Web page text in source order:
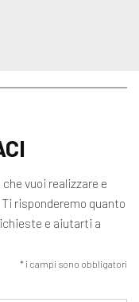
vuoi realizzare e
risponderemo quanto
e aiutarti a
* i campi sono obbligatori